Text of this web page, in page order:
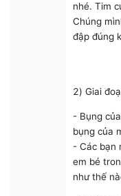
nhé. Tim
Chúng
đập đúng
2) Giai
- Bụng
bụng của
- Các bạn
em bé
như thế